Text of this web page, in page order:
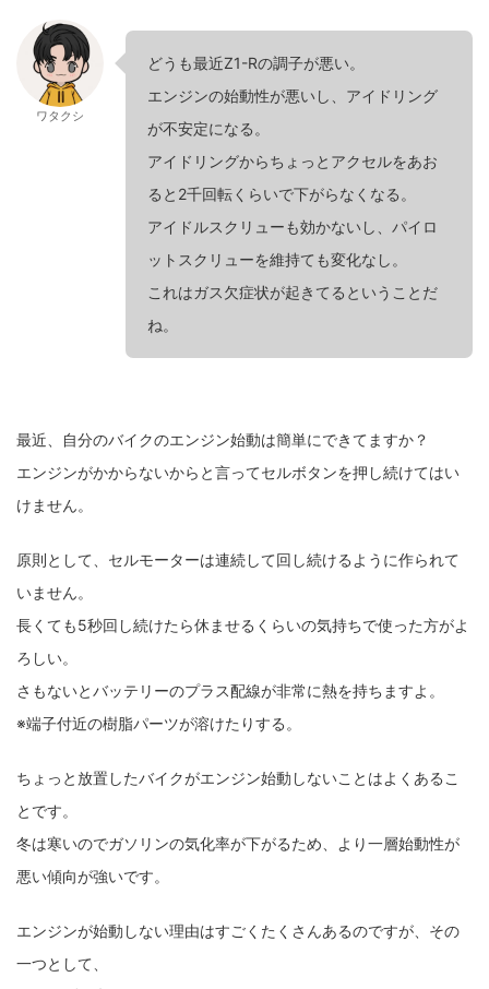
ワタクシ
どうも最近Z1-Rの調子が悪い。
エンジンの始動性が悪いし、アイドリング
が不安定になる。
アイドリングからちょっとアクセルをあお
ると2千回転くらいで下がらなくなる。
アイドルスクリューも効かないし、パイロ
ットスクリューを維持ても変化なし。
これはガス欠症状が起きてるということだ
ね。
最近、自分のバイクのエンジン始動は簡単にできてますか？
エンジンがかからないからと言ってセルボタンを押し続けてはい
けません。
原則として、セルモーターは連続して回し続けるように作られて
いません。
長くても5秒回し続けたら休ませるくらいの気持ちで使った方がよ
ろしい。
さもないとバッテリーのプラス配線が非常に熱を持ちますよ。
※端子付近の樹脂パーツが溶けたりする。
ちょっと放置したバイクがエンジン始動しないことはよくあるこ
とです。
冬は寒いのでガソリンの気化率が下がるため、より一層始動性が
悪い傾向が強いです。
エンジンが始動しない理由はすごくたくさんあるのですが、その
一つとして、